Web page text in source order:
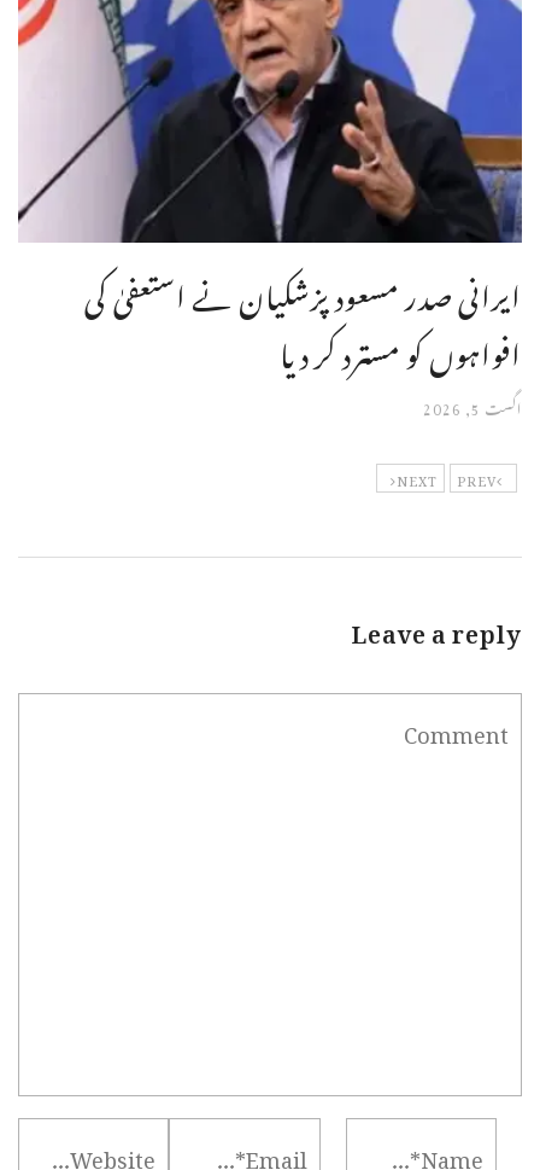
ایرانی صدر مسعود پزشکیان نے استعفیٰ کی
افواہوں کو مسترد کر دیا
اگست 5, 2026
PREV
NEXT
Leave a reply